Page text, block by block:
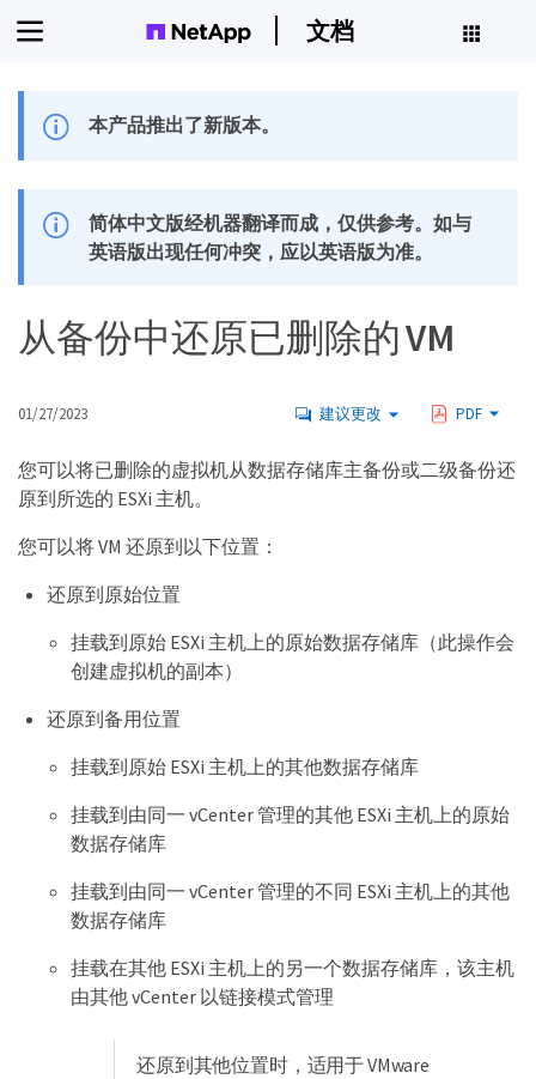
文档
本产品推出了新版本。
简体中文版经机器翻译而成，仅供参考。如与
英语版出现任何冲突，应以英语版为准。
从备份中还原已删除的 VM
01/27/2023 建议更改 PDF
您可以将已删除的虚拟机从数据存储库主备份或二级备份还
原到所选的 ESXi 主机。
您可以将 VM 还原到以下位置：
还原到原始位置
挂载到原始 ESXi 主机上的原始数据存储库（此操作会
创建虚拟机的副本）
还原到备用位置
挂载到原始 ESXi 主机上的其他数据存储库
挂载到由同一 vCenter 管理的其他 ESXi 主机上的原始
数据存储库
挂载到由同一 vCenter 管理的不同 ESXi 主机上的其他
数据存储库
挂载在其他 ESXi 主机上的另一个数据存储库，该主机
由其他 vCenter 以链接模式管理
还原到其他位置时，适用于 VMware